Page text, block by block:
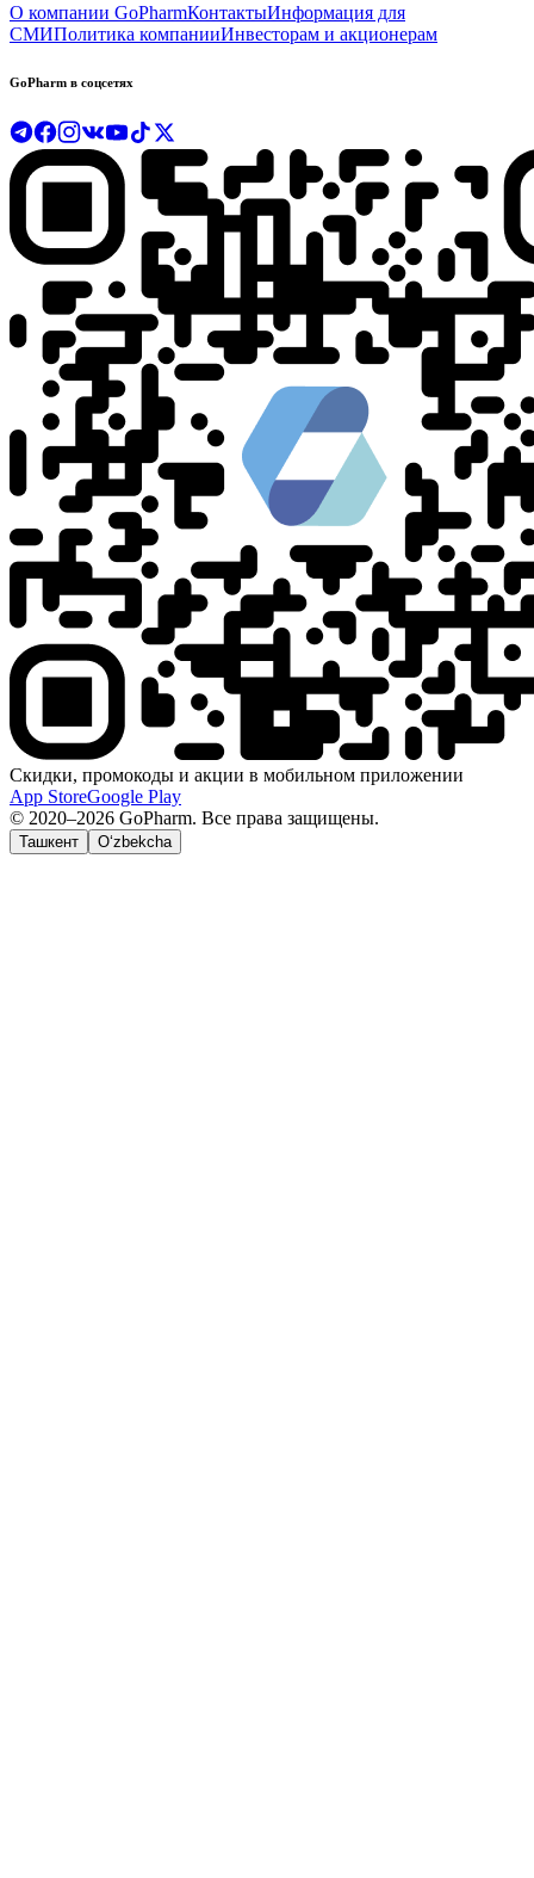
О компании GoPharmКонтактыИнформация для
СМИПолитика компанииИнвесторам и акционерам
GoPharm в соцсетях
Скидки, промокоды и акции в мобильном приложении
App StoreGoogle Play
© 2020–2026 GoPharm. Все права защищены.
Ташкент O‘zbekcha